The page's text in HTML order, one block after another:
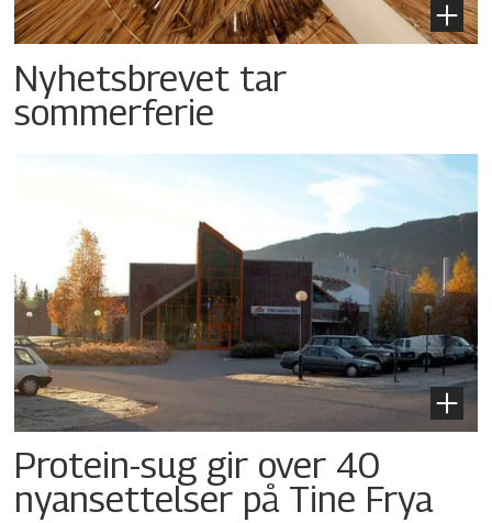
Nyhetsbrevet tar
sommerferie
Protein-sug gir over 40
nyansettelser på Tine Frya